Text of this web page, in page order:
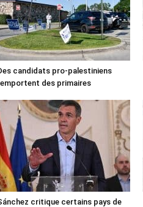
candidats pro-palestiniens
des primaires
critique certains pays de